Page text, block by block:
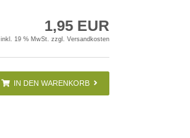
1,95 EUR
inkl. 19 % MwSt. zzgl. Versandkosten
IN DEN WARENKORB